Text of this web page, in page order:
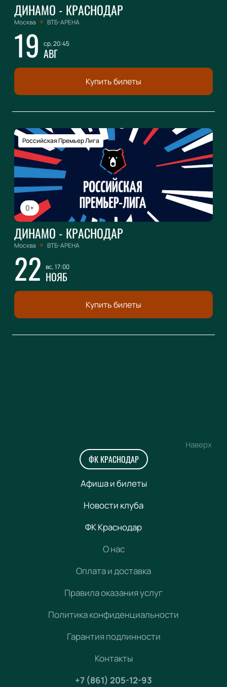
ДИНАМО - КРАСНОДАР
Москва ВТБ-АРЕНА
19 ср, 20:45
АВГ
Купить билеты
0+
Российская Премьер Лига
ДИНАМО - КРАСНОДАР
Москва ВТБ-АРЕНА
22 вс, 17:00
НОЯБ
Купить билеты
Наверх
ФК КРАСНОДАР
Афиша и билеты
Новости клуба
ФК Краснодар
О нас
Оплата и доставка
Правила оказания услуг
Политика конфиденциальности
Гарантия подлинности
Контакты
+7 (861) 205-12-93